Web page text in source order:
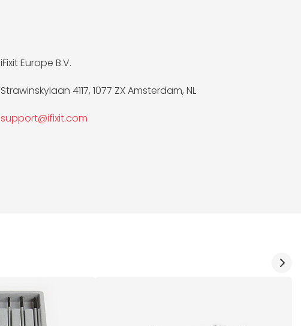
iFixit Europe B.V.
Strawinskylaan 4117, 1077 ZX Amsterdam, NL
support@ifixit.com